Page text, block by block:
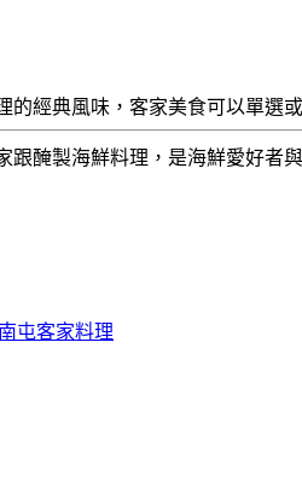
經典風味，客家美食可以單選
醃製海鮮料理，是海鮮愛好者
南屯客家料理